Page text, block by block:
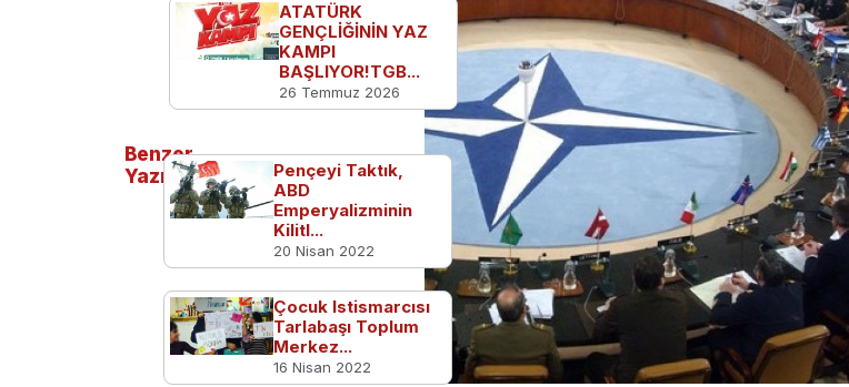
ATATÜRK
GENÇLİĞİNİN YAZ
KAMPI
BAŞLIYOR!TGB...
26 Temmuz 2026
Benzer
Yazılar
Pençeyi Taktık,
ABD
Emperyalizminin
Kilitl...
20 Nisan 2022
Çocuk Istismarcısı
Tarlabaşı Toplum
Merkez...
16 Nisan 2022